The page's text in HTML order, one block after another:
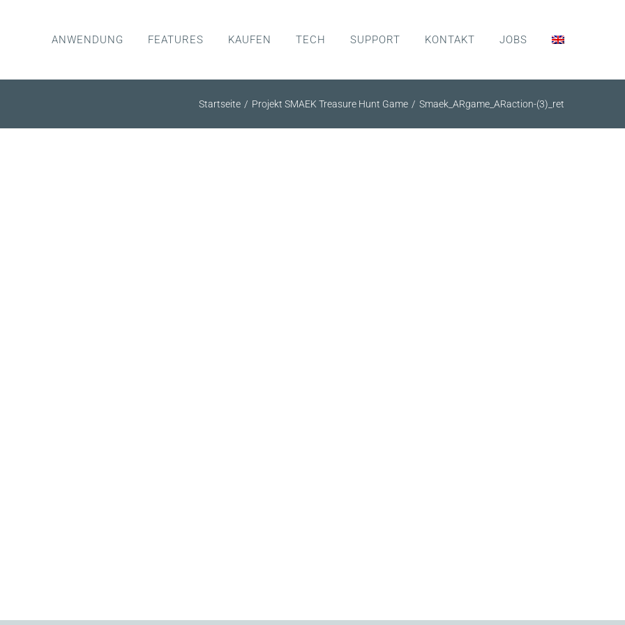
ANWENDUNG FEATURES KAUFEN TECH SUPPORT KONTAKT JOBS
Startseite Projekt SMAEK Treasure Hunt Game Smaek_ARgame_ARaction-(3)_ret